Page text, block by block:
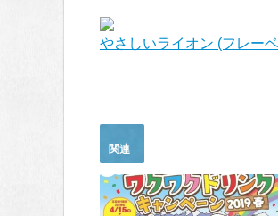
やさしいライオン (フレー
関連